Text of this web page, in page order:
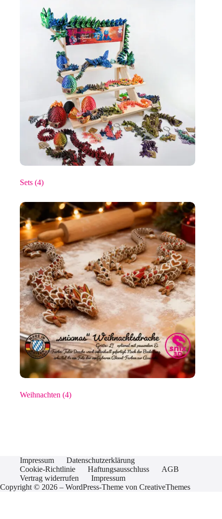
Sets (4)
Weihnachten (4)
Impressum
Datenschutzerklärung
Cookie-Richtlinie
Haftungsausschluss
AGB
Vertrag widerrufen
Impressum
Copyright © 2026 – WordPress-Theme von CreativeThemes